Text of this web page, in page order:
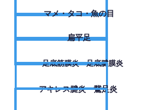
​マメ・タコ・魚の目
扁平足
足底筋膜炎・足底腱膜炎
アキレス腱炎・鵞足炎